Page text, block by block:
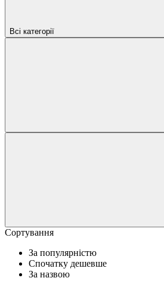
Всі категорії
Сортування
За популярністю
Спочатку дешевше
За назвою